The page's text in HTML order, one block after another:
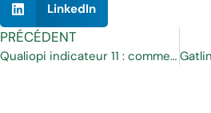
LinkedIn
PRÉCÉDENT
Qualiopi indicateur 11 : comment TestWe peut aider les organismes de formation ?